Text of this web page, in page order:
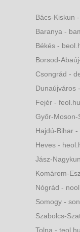
Bács-Kiskun
Baranya -
Békés -
Borsod-
Csongrád -
Dunaújváros
Fejér - feol.hu
Győr-Moson-
Hajdú-Bihar -
Heves -
Jász-
Komárom-
Nógrád -
Somogy -
Szabolcs-
Tolna - teol.hu